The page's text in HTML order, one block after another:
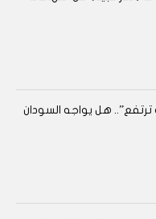
ترتفع”.. هل يواجه السودان